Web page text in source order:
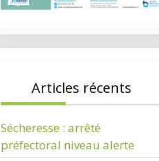
Articles récents
Sécheresse : arrêté
préfectoral niveau alerte